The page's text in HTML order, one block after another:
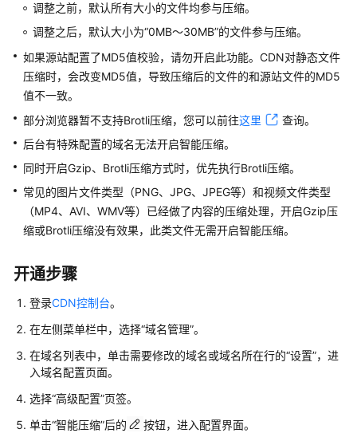
计
说
明
快
速
入
门
用
户
创
用
户
并
权
使
调整之前，默认所有大小的文件均参与压缩。
调整之后，默认大小为“0MB～30MB”的文件参与压缩。
如果源站配置了MD5值校验，请勿开启此功能。CDN对静态文件
压缩时，会改变MD5值，导致压缩后的文件的和源站文件的MD5
值不一致。
部分浏览器暂不支持Brotli压缩，您可以前往这里
查询。
后台有特殊配置的域名无法开启智能压缩。
同时开启Gzip、Brotli压缩方式时，优先执行Brotli压缩。
常见的图片文件类型（PNG、JPG、JPEG等）和视频文件类型
（MP4、AVI、WMV等）已经做了内容的压缩处理，开启Gzip压
缩或Brotli压缩没有效果，此类文件无需开启智能压缩。
开通步骤
登录CDN控制台。
在左侧菜单栏中，选择“域名管理”。
在域名列表中，单击需要修改的域名或域名所在行的“设置”，进
入域名配置页面。
选择“高级配置”页签。
单击“智能压缩”后的
按钮，进入配置界面。